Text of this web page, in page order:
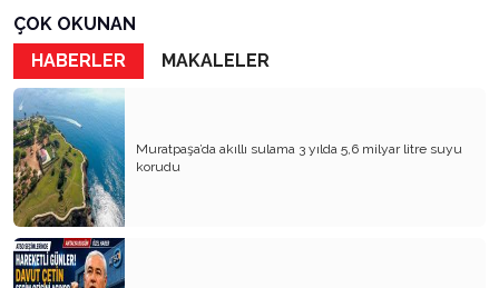
Gazetecinin kaderi!..
Turizmde Herşey Dahil Sistemi tartışılmalı
MB Başkanı ve Şimşek’e
Padişahın Vergi Deneyi!..
Erdoğan ve Özel’e açık mektup!..
Bahçeli siyasetin zirvesine oturdu!..
Artık yeter!.. Başka Antalya yok!..
ÇOK OKUNAN
HABERLER
MAKALELER
Muratpaşa’da akıllı sulama 3 yılda 5,6 milyar litre suyu
korudu